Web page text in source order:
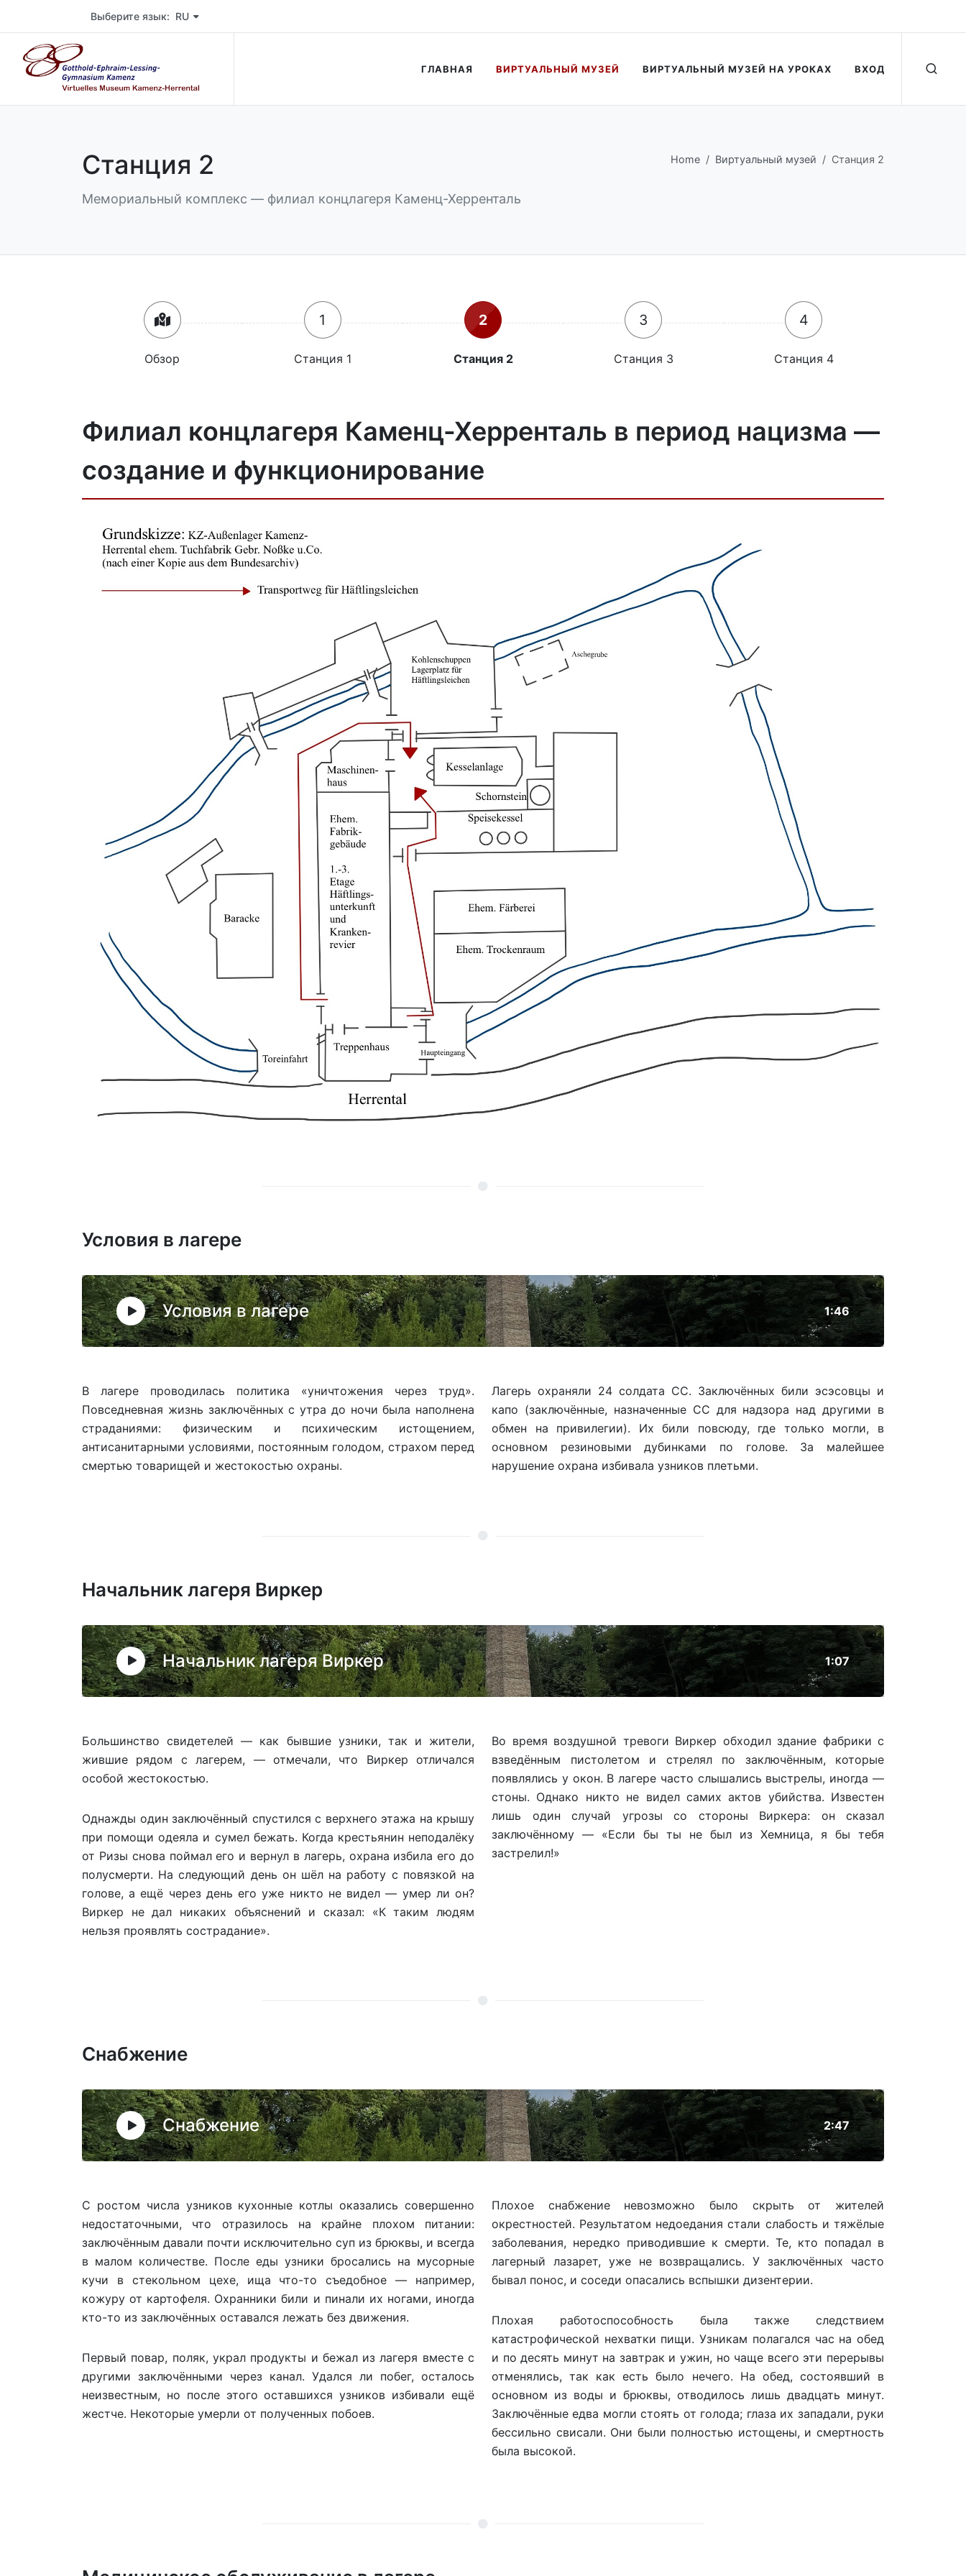
Выберите язык: RU
ГЛАВНАЯ ВИРТУАЛЬНЫЙ МУЗЕЙ ВИРТУАЛЬНЫЙ МУЗЕЙ НА УРОКАХ ВХОД
Станция 2
Мемориальный комплекс — филиал концлагеря Каменц-Херренталь
Home Виртуальный музей Станция 2
Обзор
1
Станция 1
2
Станция 2
3
Станция 3
4
Станция 4
Филиал концлагеря Каменц-Херренталь в период нацизма —
создание и функционирование
Условия в лагере
Условия в лагере 1:46
В лагере проводилась политика «уничтожения через труд».
Повседневная жизнь заключённых с утра до ночи была наполнена
страданиями: физическим и психическим истощением,
антисанитарными условиями, постоянным голодом, страхом перед
смертью товарищей и жестокостью охраны.
Лагерь охраняли 24 солдата СС. Заключённых били эсэсовцы и
капо (заключённые, назначенные СС для надзора над другими в
обмен на привилегии). Их били повсюду, где только могли, в
основном резиновыми дубинками по голове. За малейшее
нарушение охрана избивала узников плетьми.
Начальник лагеря Виркер
Начальник лагеря Виркер 1:07
Большинство свидетелей — как бывшие узники, так и жители,
жившие рядом с лагерем, — отмечали, что Виркер отличался
особой жестокостью.
Однажды один заключённый спустился с верхнего этажа на крышу
при помощи одеяла и сумел бежать. Когда крестьянин неподалёку
от Ризы снова поймал его и вернул в лагерь, охрана избила его до
полусмерти. На следующий день он шёл на работу с повязкой на
голове, а ещё через день его уже никто не видел — умер ли он?
Виркер не дал никаких объяснений и сказал: «К таким людям
нельзя проявлять сострадание».
Во время воздушной тревоги Виркер обходил здание фабрики с
взведённым пистолетом и стрелял по заключённым, которые
появлялись у окон. В лагере часто слышались выстрелы, иногда —
стоны. Однако никто не видел самих актов убийства. Известен
лишь один случай угрозы со стороны Виркера: он сказал
заключённому — «Если бы ты не был из Хемница, я бы тебя
застрелил!»
Снабжение
Снабжение 2:47
С ростом числа узников кухонные котлы оказались совершенно
недостаточными, что отразилось на крайне плохом питании:
заключённым давали почти исключительно суп из брюквы, и всегда
в малом количестве. После еды узники бросались на мусорные
кучи в стекольном цехе, ища что-то съедобное — например,
кожуру от картофеля. Охранники били и пинали их ногами, иногда
кто-то из заключённых оставался лежать без движения.
Первый повар, поляк, украл продукты и бежал из лагеря вместе с
другими заключёнными через канал. Удался ли побег, осталось
неизвестным, но после этого оставшихся узников избивали ещё
жестче. Некоторые умерли от полученных побоев.
Плохое снабжение невозможно было скрыть от жителей
окрестностей. Результатом недоедания стали слабость и тяжёлые
заболевания, нередко приводившие к смерти. Те, кто попадал в
лагерный лазарет, уже не возвращались. У заключённых часто
бывал понос, и соседи опасались вспышки дизентерии.
Плохая работоспособность была также следствием
катастрофической нехватки пищи. Узникам полагался час на обед
и по десять минут на завтрак и ужин, но чаще всего эти перерывы
отменялись, так как есть было нечего. На обед, состоявший в
основном из воды и брюквы, отводилось лишь двадцать минут.
Заключённые едва могли стоять от голода; глаза их западали, руки
бессильно свисали. Они были полностью истощены, и смертность
была высокой.